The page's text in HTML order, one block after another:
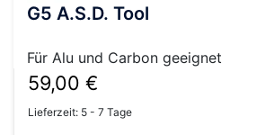
G5 A.S.D. Tool
Für Alu und Carbon geeignet
59,00 €
Lieferzeit: 5 - 7 Tage